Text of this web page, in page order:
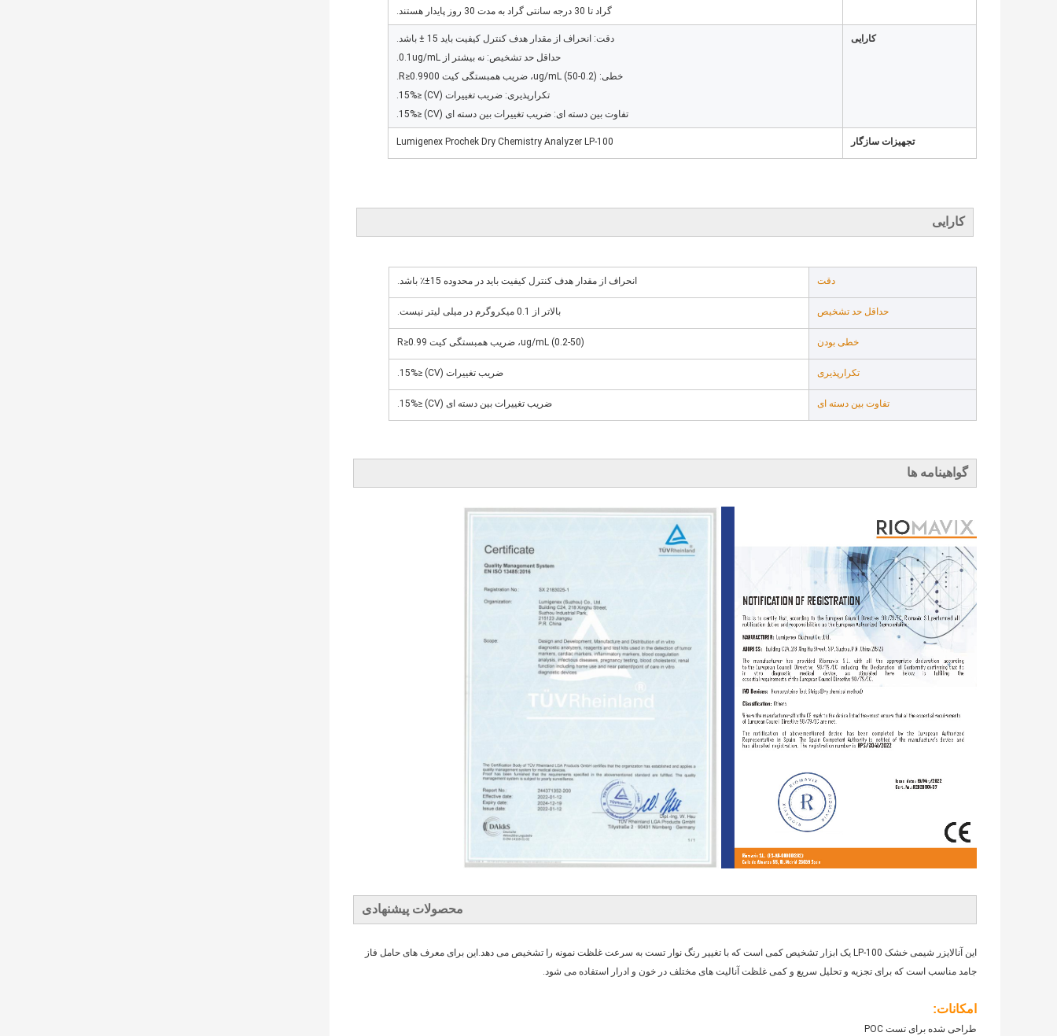
گراد تا 30 درجه سانتی گراد به مدت 30 روز پایدار هستند.
کارایی
دقت: انحراف از مقدار هدف کنترل کیفیت باید 15 ± باشد.
حداقل حد تشخیص: نه بیشتر از 0.1ug/mL.
خطی: (0.2-50) ug/mL، ضریب همبستگی کیت R≥0.9900.
تکرارپذیری: ضریب تغییرات (CV) ≤15%.
تفاوت بین دسته ای: ضریب تغییرات بین دسته ای (CV) ≤15%.
تجهیزات سازگار Lumigenex Prochek Dry Chemistry Analyzer LP-100
کارایی
دقت انحراف از مقدار هدف کنترل کیفیت باید در محدوده 15±٪ باشد.
حداقل حد تشخیص بالاتر از 0.1 میکروگرم در میلی لیتر نیست.
خطی بودن (0.2-50) ug/mL، ضریب همبستگی کیت R≥0.99
تکرارپذیری ضریب تغییرات (CV) ≤15%.
تفاوت بین دسته ای ضریب تغییرات بین دسته ای (CV) ≤15%.
گواهینامه ها
محصولات پیشنهادی
این آنالایزر شیمی خشک LP-100 یک ابزار تشخیص کمی است که با تغییر رنگ نوار تست به سرعت غلظت نمونه را تشخیص می دهد.این برای معرف های حامل فاز
جامد مناسب است که برای تجزیه و تحلیل سریع و کمی غلظت آنالیت های مختلف در خون و ادرار استفاده می شود.
امکانات:
طراحی شده برای تست POC